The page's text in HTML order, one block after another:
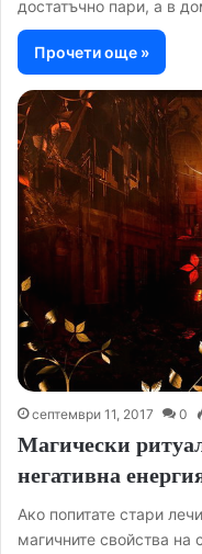
достатъчно пари, а в
Прочети още »
септември 11, 2017 0
Магически
негативна
Ако попитате стари
магичните свойства на